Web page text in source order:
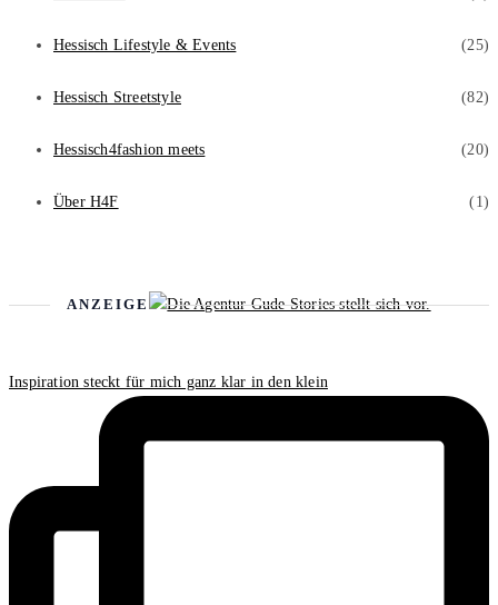
Hessisch Lifestyle & Events (25)
Hessisch Streetstyle (82)
Hessisch4fashion meets (20)
Über H4F (1)
ANZEIGE
Inspiration steckt für mich ganz klar in den klein